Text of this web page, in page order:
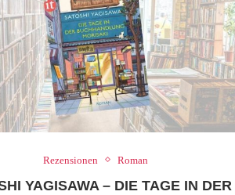
Rezensionen Roman
YAGISAWA – DIE TAGE IN DER